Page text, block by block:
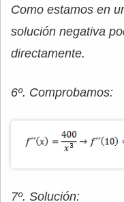
Como estamos en
solución negativa
directamente.
6º. Comprobamos:
7º. Solución: